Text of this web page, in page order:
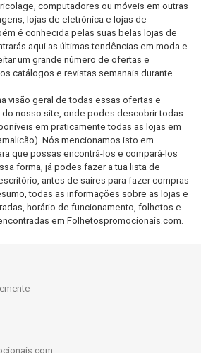
computadores ou móveis em outras
lojas de eletrónica e lojas de
é conhecida pelas suas belas lojas de
aqui as últimas tendências em moda e
um grande número de ofertas e
catálogos e revistas semanais durante
visão geral de todas essas ofertas e
nosso site, onde podes descobrir todas
em praticamente todas as lojas em
Nós mencionamos isto em
que possas encontrá-los e compará-los
forma, já podes fazer a tua lista de
antes de saires para fazer compras
todas as informações sobre as lojas e
horário de funcionamento, folhetos e
em Folhetospromocionais.com.